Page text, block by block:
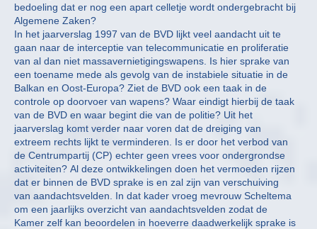
bedoeling dat er nog een apart celletje wordt ondergebracht bij
Algemene Zaken?
In het jaarverslag 1997 van de BVD lijkt veel aandacht uit te
gaan naar de interceptie van telecommunicatie en proliferatie
van al dan niet massavernietigingswapens. Is hier sprake van
een toename mede als gevolg van de instabiele situatie in de
Balkan en Oost-Europa? Ziet de BVD ook een taak in de
controle op doorvoer van wapens? Waar eindigt hierbij de taak
van de BVD en waar begint die van de politie? Uit het
jaarverslag komt verder naar voren dat de dreiging van
extreem rechts lijkt te verminderen. Is er door het verbod van
de Centrumpartij (CP) echter geen vrees voor ondergrondse
activiteiten? Al deze ontwikkelingen doen het vermoeden rijzen
dat er binnen de BVD sprake is en zal zijn van verschuiving
van aandachtsvelden. In dat kader vroeg mevrouw Scheltema
om een jaarlijks overzicht van aandachtsvelden zodat de
Kamer zelf kan beoordelen in hoeverre daadwerkelijk sprake is